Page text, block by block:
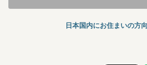
日本国内にお住まいの方